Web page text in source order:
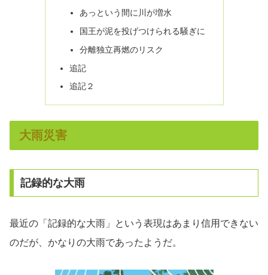
あっという間に川が増水
国王が泥を投げつけられる騒ぎに
分離独立再燃のリスク
追記
追記２
大雨災害
記録的な大雨
最近の「記録的な大雨」という表現はあまり信用できない
のだが、かなりの大雨であったようだ。